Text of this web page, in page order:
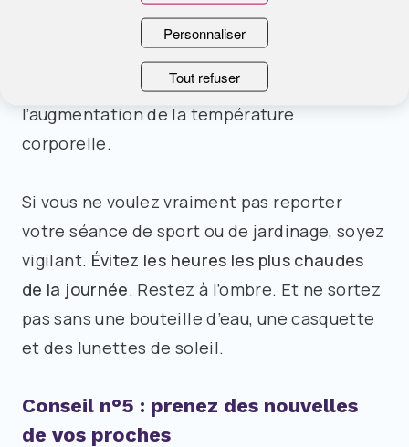
Là encore, c’est un classique. En cas de forte
l’activité physique est fortement
car elle participe à
l’augmentation de la température
corporelle.
Si vous ne voulez vraiment pas reporter
votre séance de sport ou de jardinage, soyez
vigilant. Évitez les heures les plus chaudes
de la journée. Restez à l’ombre. Et ne sortez
pas sans une bouteille d’eau, une casquette
et des lunettes de soleil.
Conseil n°5 : prenez des nouvelles
de vos proches
Personnaliser
Tout refuser